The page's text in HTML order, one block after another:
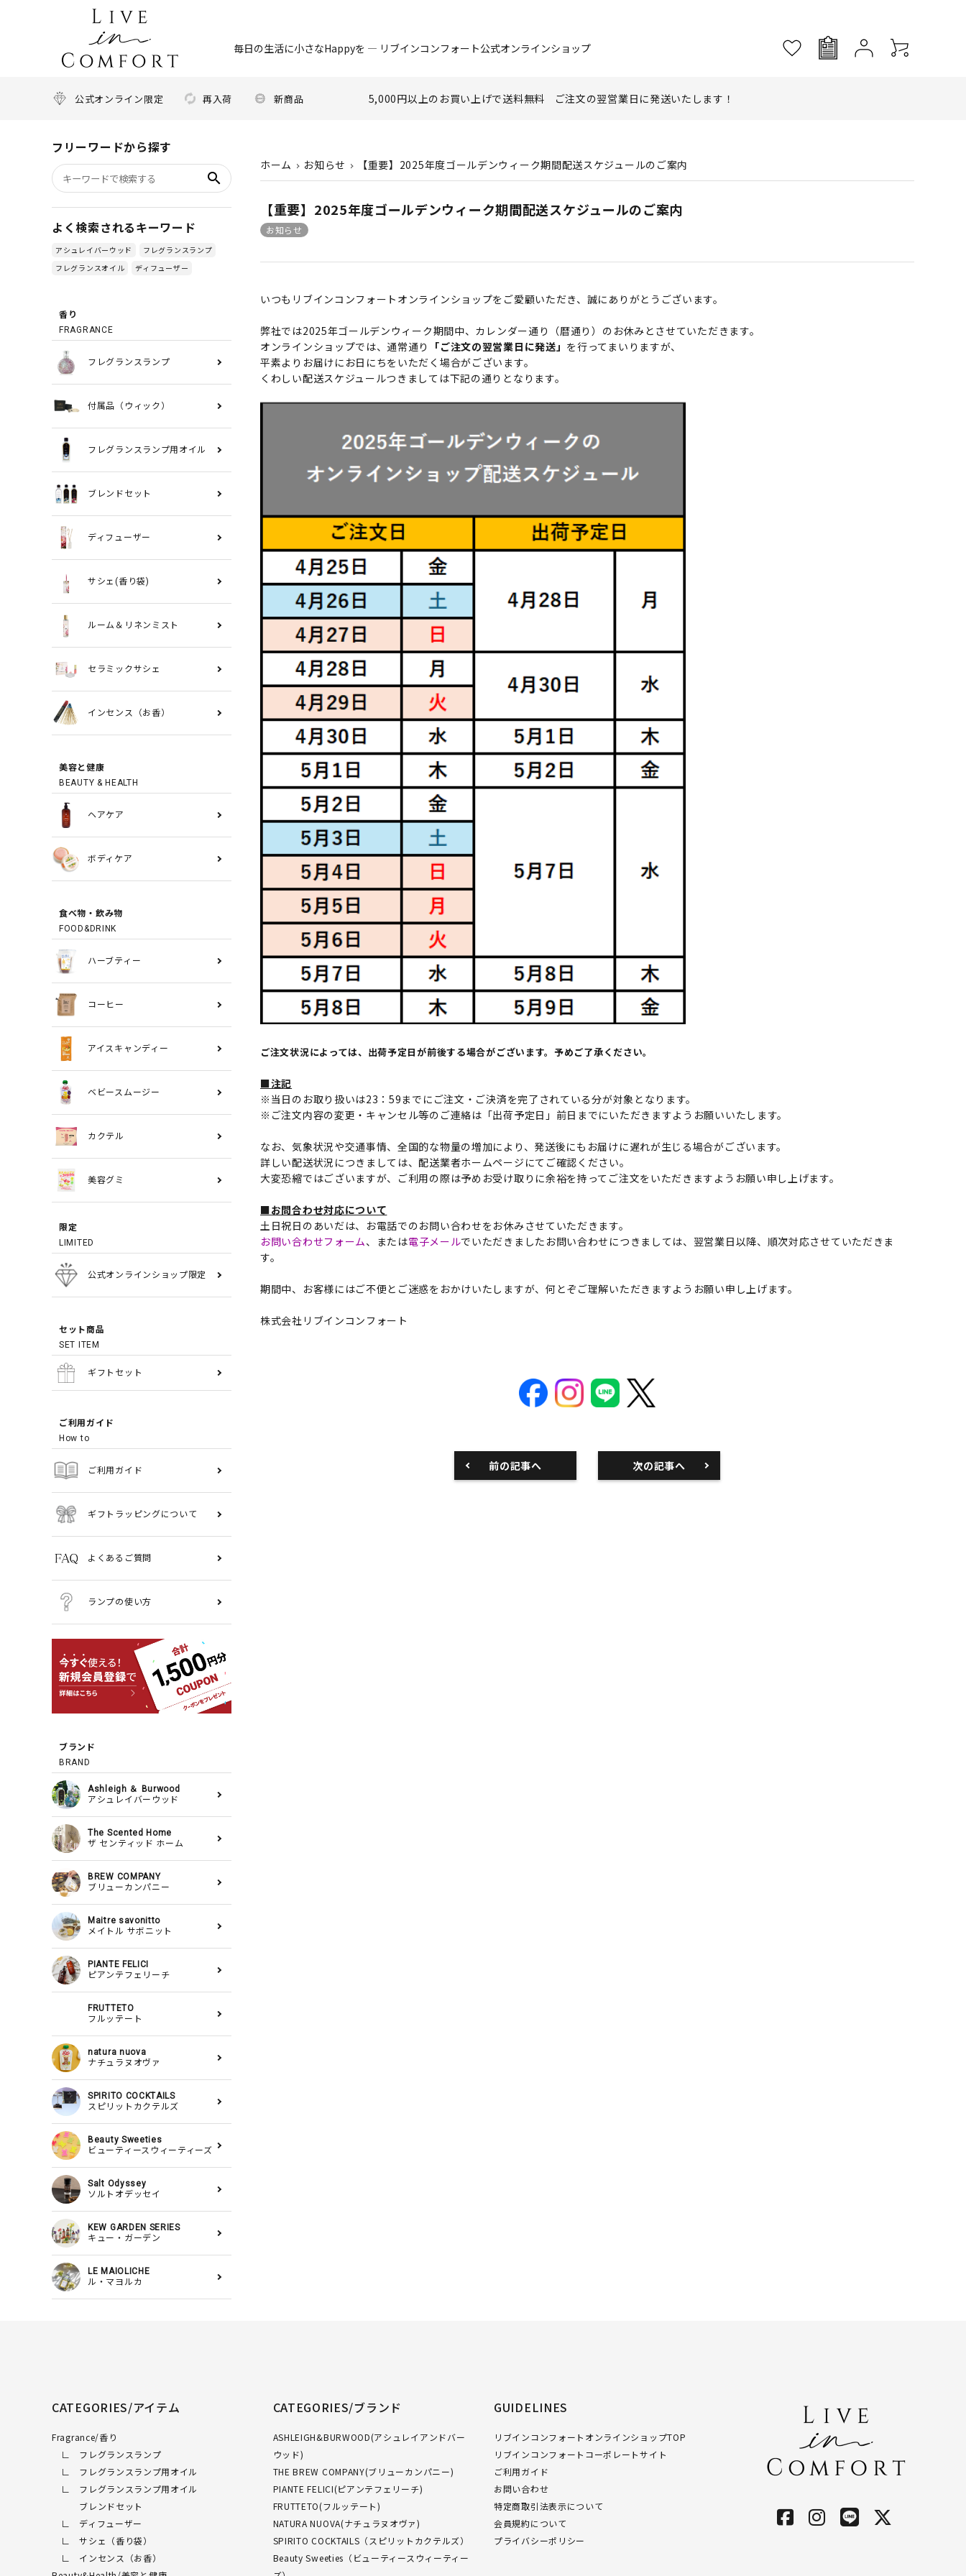
毎日の生活に小さなHappyを ― リブインコンフォート公式オンラインショップ
公式オンライン限定 再入荷 新商品 5,000円以上のお買い上げで送料無料 ご注文の翌営業日に発送いたします！
ホーム お知らせ 【重要】2025年度ゴールデンウィーク期間配送スケジュールのご案内
【重要】2025年度ゴールデンウィーク期間配送スケジュールのご案内
お知らせ
いつもリブインコンフォートオンラインショップをご愛顧いただき、誠にありがとうございます。
弊社では2025年ゴールデンウィーク期間中、カレンダー通り（暦通り）のお休みとさせていただきます。
オンラインショップでは、通常通り
「ご注文の翌営業日に発送」 を行ってまいりますが、
平素よりお届けにお日にちをいただく場合がございます。
くわしい配送スケジュールつきましては下記の通りとなります。
ご注文状況によっては、出荷予定日が前後する場合がございます。予めご了承ください。
■注記
※当日のお取り扱いは23：59までにご注文・ご決済を完了されている分が対象となります。
※ご注文内容の変更・キャンセル等のご連絡は「出荷予定日」前日までにいただきますようお願いいたします。
なお、気象状況や交通事情、全国的な物量の増加により、発送後にもお届けに遅れが生じる場合がございます。
詳しい配送状況につきましては、配送業者ホームページにてご確認ください。
大変恐縮ではございますが、ご利用の際は予めお受け取りに余裕を持ってご注文をいただきますようお願い申し上げます。
■お問合わせ対応について
土日祝日のあいだは、お電話でのお問い合わせをお休みさせていただきます。
お問い合わせフォーム、または電子メールでいただきましたお問い合わせにつきましては、翌営業日以降、順次対応させていただきま
す。
期間中、お客様にはご不便とご迷惑をおかけいたしますが、何とぞご理解いただきますようお願い申し上げます。
株式会社リブインコンフォート
前の記事へ 次の記事へ
フリーワードから探す
search
よく検索されるキーワード
アシュレイバーウッド
フレグランスランプ
フレグランスオイル
ディフューザー
香り
FRAGRANCE
フレグランスランプ
付属品（ウィック）
フレグランスランプ用オイル
ブレンドセット
ディフューザー
サシェ(香り袋)
ルーム＆リネンミスト
セラミックサシェ
インセンス（お香）
美容と健康
BEAUTY & HEALTH
ヘアケア
ボディケア
食べ物・飲み物
FOOD&DRINK
ハーブティー
コーヒー
アイスキャンディー
ベビースムージー
カクテル
美容グミ
限定
LIMITED
公式オンラインショップ限定
セット商品
SET ITEM
ギフトセット
ご利用ガイド
How to
ご利用ガイド
ギフトラッピングについて
よくあるご質問
ランプの使い方
ブランド
BRAND
Ashleigh ＆ Burwood
アシュレイバーウッド
The Scented Home
ザ センティッド ホーム
BREW COMPANY
ブリューカンパニー
Maitre savonitto
メイトル サボニット
PIANTE FELICI
ピアンテフェリーチ
FRUTTETO
フルッテート
natura nuova
ナチュラヌオヴァ
SPIRITO COCKTAILS
スピリットカクテルズ
Beauty Sweeties
ビューティースウィーティーズ
Salt Odyssey
ソルトオデッセイ
KEW GARDEN SERIES
キュー・ガーデン
LE MAIOLICHE
ル・マヨルカ
CATEGORIES/アイテム
Fragrance/香り
∟ フレグランスランプ
∟ フレグランスランプ用オイル
∟ フレグランスランプ用オイル
ブレンドセット
∟ ディフューザー
∟ サシェ（香り袋）
∟ インセンス（お香）
CATEGORIES/ブランド
ASHLEIGH&BURWOOD(アシュレイアンドバー
ウッド)
THE BREW COMPANY(ブリューカンパニー)
PIANTE FELICI(ピアンテフェリーチ)
FRUTTETO(フルッテート)
NATURA NUOVA(ナチュラヌオヴァ)
SPIRITO COCKTAILS（スピリットカクテルズ）
Beauty Sweeties（ビューティースウィーティー
GUIDELINES
リブインコンフォートオンラインショップTOP
リブインコンフォートコーポレートサイト
ご利用ガイド
お問い合わせ
特定商取引法表示について
会員規約について
プライバシーポリシー